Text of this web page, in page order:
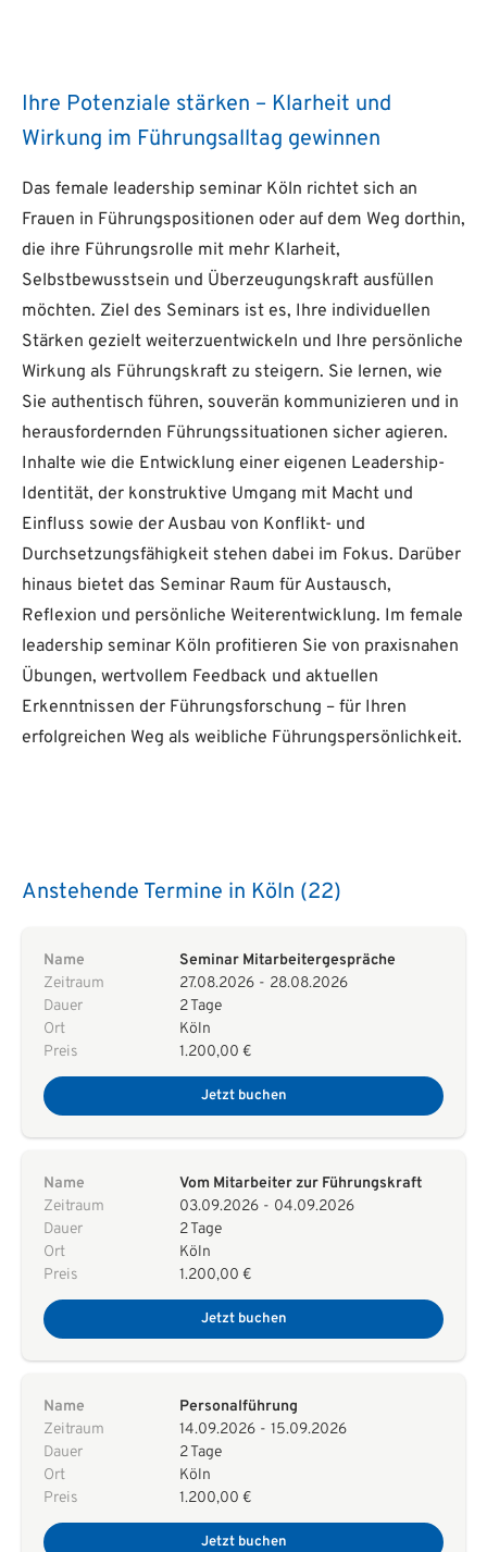
Ihre Potenziale stärken – Klarheit und
Wirkung im Führungsalltag gewinnen
Das female leadership seminar Köln richtet sich an
Frauen in Führungspositionen oder auf dem Weg dorthin,
die ihre Führungsrolle mit mehr Klarheit,
Selbstbewusstsein und Überzeugungskraft ausfüllen
möchten. Ziel des Seminars ist es, Ihre individuellen
Stärken gezielt weiterzuentwickeln und Ihre persönliche
Wirkung als Führungskraft zu steigern. Sie lernen, wie
Sie authentisch führen, souverän kommunizieren und in
herausfordernden Führungssituationen sicher agieren.
Inhalte wie die Entwicklung einer eigenen Leadership-
Identität, der konstruktive Umgang mit Macht und
Einfluss sowie der Ausbau von Konflikt- und
Durchsetzungsfähigkeit stehen dabei im Fokus. Darüber
hinaus bietet das Seminar Raum für Austausch,
Reflexion und persönliche Weiterentwicklung. Im female
leadership seminar Köln profitieren Sie von praxisnahen
Übungen, wertvollem Feedback und aktuellen
Erkenntnissen der Führungsforschung – für Ihren
erfolgreichen Weg als weibliche Führungspersönlichkeit.
Anstehende Termine in Köln (22)
Name
Seminar Mitarbeitergespräche
Zeitraum
27.08.2026 - 28.08.2026
Dauer
2 Tage
Ort
Köln
Preis
1.200,00 €
Jetzt buchen
Name
Vom Mitarbeiter zur Führungskraft
Zeitraum
03.09.2026 - 04.09.2026
Dauer
2 Tage
Ort
Köln
Preis
1.200,00 €
Jetzt buchen
Name
Personalführung
Zeitraum
14.09.2026 - 15.09.2026
Dauer
2 Tage
Ort
Köln
Preis
1.200,00 €
Jetzt buchen